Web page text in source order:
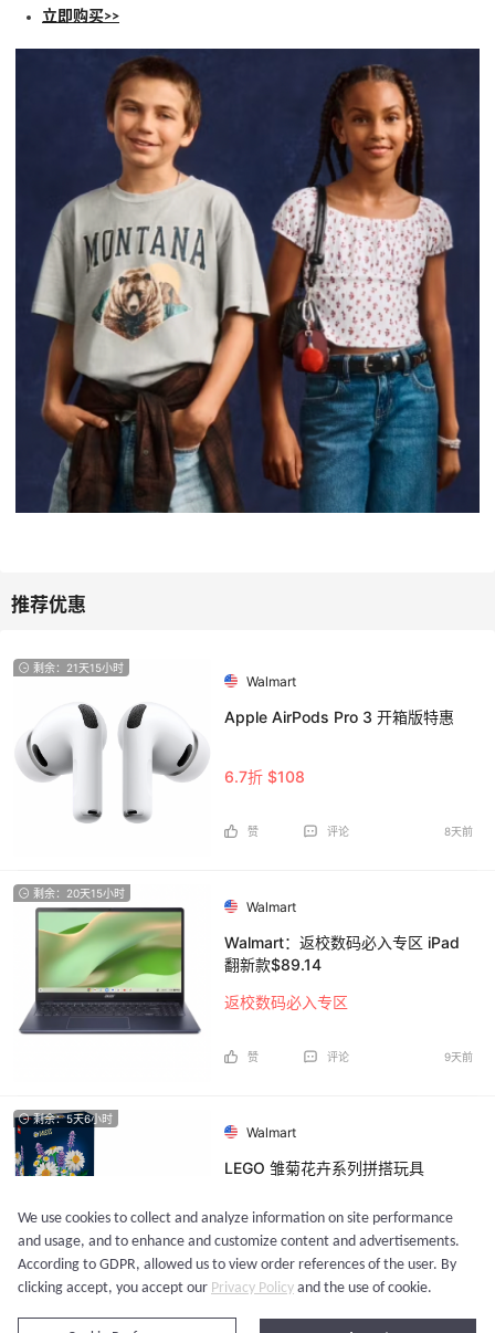
立即购买>>
剩余：21天15小时
Walmart
Apple AirPods Pro 3 开箱版特惠
6.7折 $108
赞 评论 8天前
剩余：20天15小时
Walmart
Walmart：返校数码必入专区 iPad
翻新款$89.14
返校数码必入专区
赞 评论 9天前
剩余：5天6小时
Walmart
LEGO 雏菊花卉系列拼搭玩具
6.7折 $9.99
13 评论
We use cookies to collect and analyze information on site performance
and usage, and to enhance and customize content and advertisements.
According to GDPR, allowed us to view order references of the user. By
clicking accept, you accept our Privacy Policy and the use of cookie.